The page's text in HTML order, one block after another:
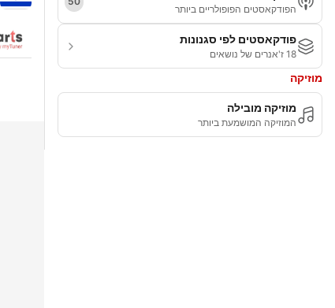
הפודקאסטים הפופולריים ביותר
פודקאסטים לפי סגנונות
18 ז'אנרים של נושאים
מוזיקה
מוזיקה מובילה
המוזיקה המושמעת ביותר